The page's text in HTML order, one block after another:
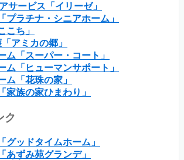
サービス「イリーゼ」
プラチナ・シニアホーム」
こち」
アミカの郷」
ム「スーパー・コート」
ム「ヒューマンサポート」
ム「花珠の家」
家族の家ひまわり」
ク
グッドタイムホーム」
あずみ苑グランデ」